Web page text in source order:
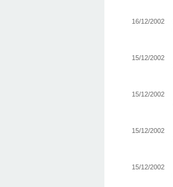
16/12/2002
15/12/2002
15/12/2002
15/12/2002
15/12/2002